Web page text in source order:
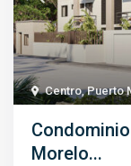
Centro,Puerto
Morelo...